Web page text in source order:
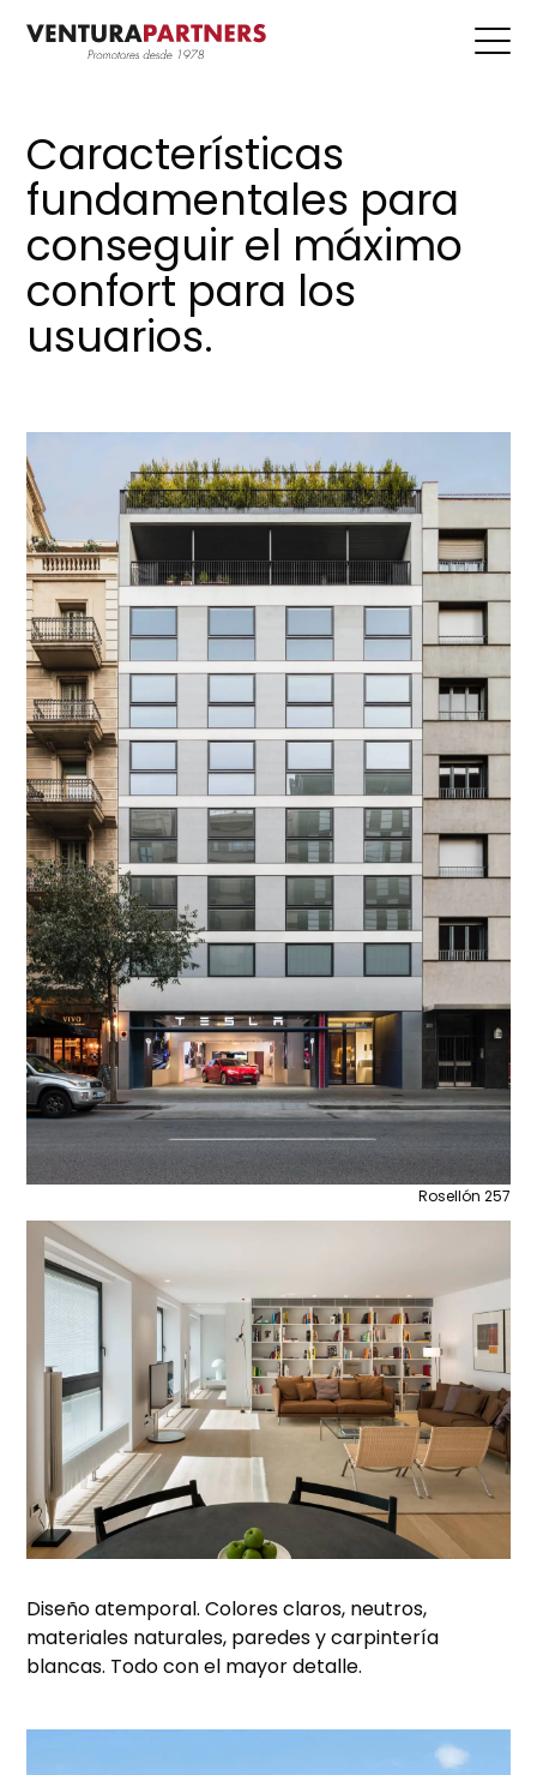
Características
fundamentales para
conseguir el máximo
confort para los
usuarios.
Rosellón 257
Diseño atemporal. Colores claros, neutros,
materiales naturales, paredes y carpintería
blancas. Todo con el mayor detalle.